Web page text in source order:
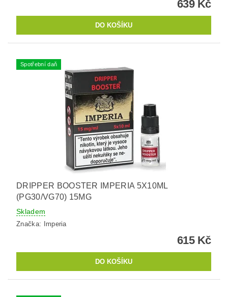
639 Kč
Spotřební daň
DRIPPER BOOSTER IMPERIA 5X10ML
(PG30/VG70) 15MG
Skladem
Značka: Imperia
615 Kč